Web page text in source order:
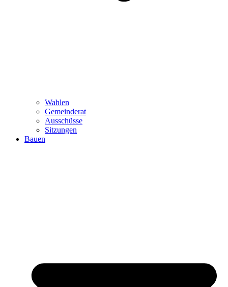
Wahlen
Gemeinderat
Ausschüsse
Sitzungen
Bauen